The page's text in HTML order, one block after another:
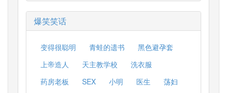
爆笑笑话
变得很聪明 青蛙的遗书
黑色避孕套
上帝造人
天主教学校
洗衣服
药房老板
SEX 小明 医生
荡妇